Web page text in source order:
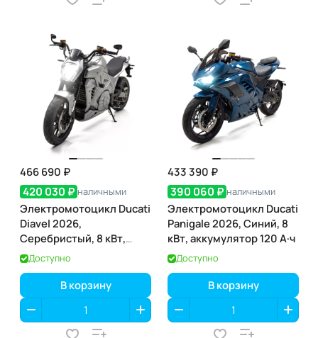
466 690 ₽
420 030 ₽ наличными
Электромотоцикл Ducati
Diavel 2026,
Серебристый, 8 кВт,
аккумулятор 120 А·ч
Доступно
В корзину
433 390 ₽
390 060 ₽ наличными
Электромотоцикл Ducati
Panigale 2026, Синий, 8
кВт, аккумулятор 120 А·ч
Доступно
В корзину